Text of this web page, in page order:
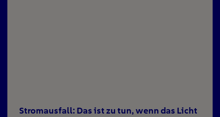
Stromausfall: Das ist zu tun, wenn das Licht